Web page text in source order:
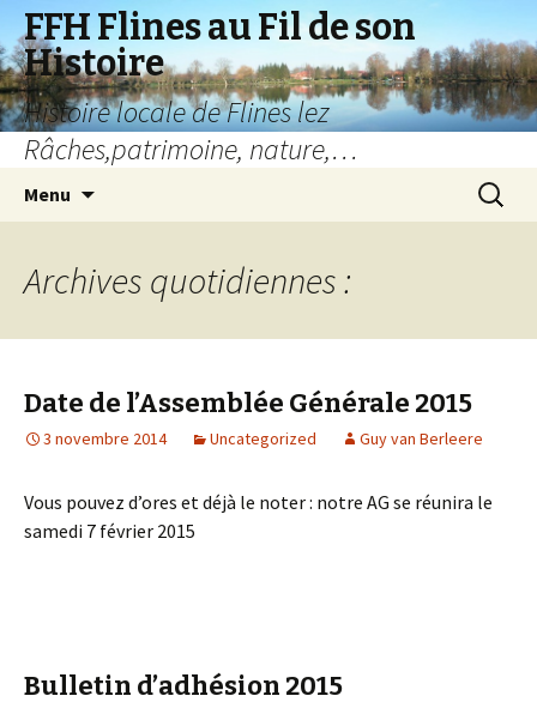
FFH Flines au Fil de son
Histoire
Histoire locale de Flines lez
Râches,patrimoine, nature,…
Menu
Archives quotidiennes :
Date de l’Assemblée Générale 2015
3 novembre 2014 Uncategorized Guy van Berleere
Vous pouvez d’ores et déjà le noter : notre AG se réunira le
samedi 7 février 2015
Bulletin d’adhésion 2015